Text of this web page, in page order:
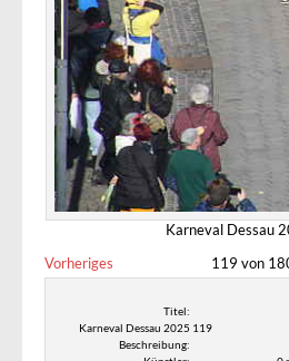
Karneval Dessau
Vorheriges
119 von
Titel:
Karneval Dessau 2025 119
Beschreibung: